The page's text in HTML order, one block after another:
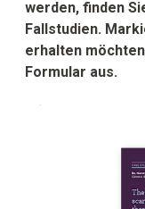
werden, finden
Fallstudien.
erhalten
Formular aus.